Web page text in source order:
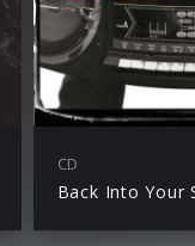
CD
Back Into Your